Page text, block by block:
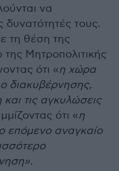
να
δυνατότητές τους.
τη θέση της
της Μητροπολιτικής
ότι «η χώρα
διακυβέρνησης,
τις αγκυλώσεις
ότι «η
επόμενο αναγκαίο